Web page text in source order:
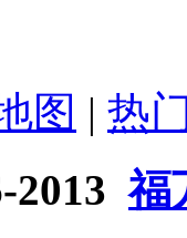
图 | 热
2013福